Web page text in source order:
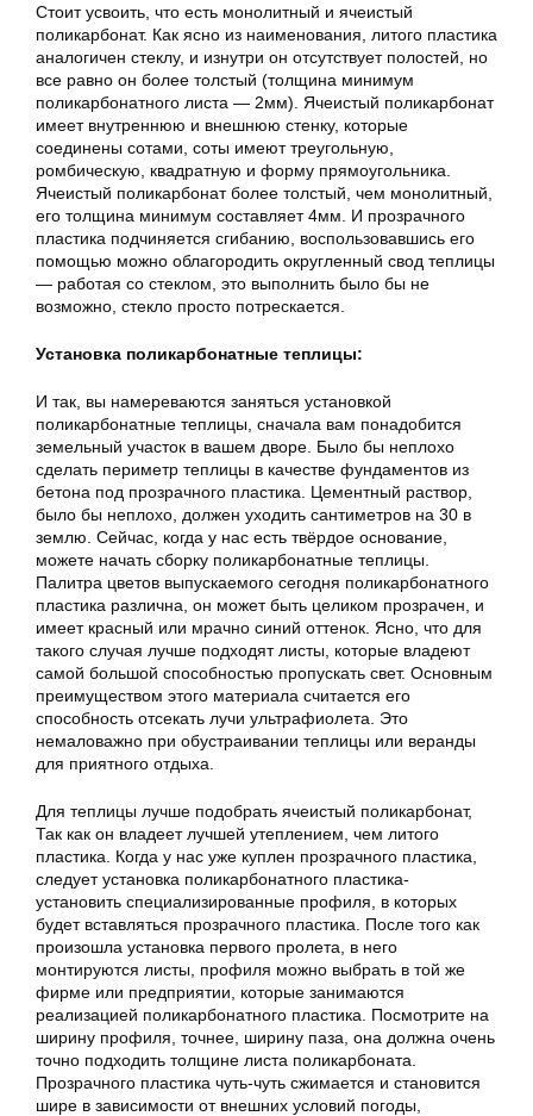
Стоит усвоить, что есть монолитный и ячеистый
поликарбонат. Как ясно из наименования, литого пластика
аналогичен стеклу, и изнутри он отсутствует полостей, но
все равно он более толстый (толщина минимум
поликарбонатного листа — 2мм). Ячеистый поликарбонат
имеет внутреннюю и внешнюю стенку, которые
соединены сотами, соты имеют треугольную,
ромбическую, квадратную и форму прямоугольника.
Ячеистый поликарбонат более толстый, чем монолитный,
его толщина минимум составляет 4мм. И прозрачного
пластика подчиняется сгибанию, воспользовавшись его
помощью можно облагородить округленный свод теплицы
— работая со стеклом, это выполнить было бы не
возможно, стекло просто потрескается.
Установка поликарбонатные теплицы:
И так, вы намереваются заняться установкой
поликарбонатные теплицы, сначала вам понадобится
земельный участок в вашем дворе. Было бы неплохо
сделать периметр теплицы в качестве фундаментов из
бетона под прозрачного пластика. Цементный раствор,
было бы неплохо, должен уходить сантиметров на 30 в
землю. Сейчас, когда у нас есть твёрдое основание,
можете начать сборку поликарбонатные теплицы.
Палитра цветов выпускаемого сегодня поликарбонатного
пластика различна, он может быть целиком прозрачен, и
имеет красный или мрачно синий оттенок. Ясно, что для
такого случая лучше подходят листы, которые владеют
самой большой способностью пропускать свет. Основным
преимуществом этого материала считается его
способность отсекать лучи ультрафиолета. Это
немаловажно при обустраивании теплицы или веранды
для приятного отдыха.
Для теплицы лучше подобрать ячеистый поликарбонат,
Так как он владеет лучшей утеплением, чем литого
пластика. Когда у нас уже куплен прозрачного пластика,
следует установка поликарбонатного пластика-
установить специализированные профиля, в которых
будет вставляться прозрачного пластика. После того как
произошла установка первого пролета, в него
монтируются листы, профиля можно выбрать в той же
фирме или предприятии, которые занимаются
реализацией поликарбонатного пластика. Посмотрите на
ширину профиля, точнее, ширину паза, она должна очень
точно подходить толщине листа поликарбоната.
Прозрачного пластика чуть-чуть сжимается и становится
шире в зависимости от внешних условий погоды,